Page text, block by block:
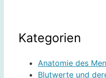
Kategorien
Anatomie des
Blutwerte und